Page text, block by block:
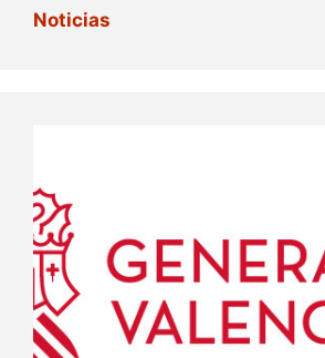
Noticias